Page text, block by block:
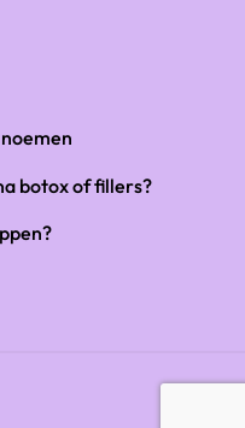
botox of fillers?